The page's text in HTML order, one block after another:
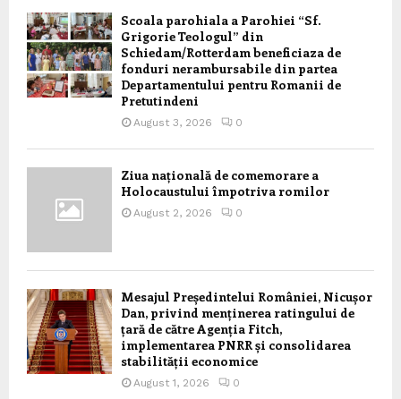
Scoala parohiala a Parohiei “Sf.
Grigorie Teologul” din
Schiedam/Rotterdam beneficiaza de
fonduri nerambursabile din partea
Departamentului pentru Romanii de
Pretutindeni
August 3, 2026 0
Ziua națională de comemorare a
Holocaustului împotriva romilor
August 2, 2026 0
Mesajul Președintelui României, Nicușor
Dan, privind menținerea ratingului de
țară de către Agenția Fitch,
implementarea PNRR și consolidarea
stabilității economice
August 1, 2026 0